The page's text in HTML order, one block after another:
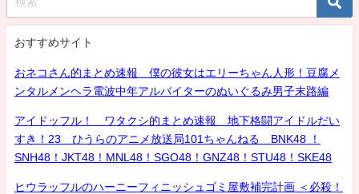
おすすめサイト
おネコさん的まとめ速報 僕の彼女はエリーちゃん人形！豆腐メ
ンタルメンヘラ電波中年アルバイターのぬいぐるみ男子末路編
アイドッフル！ ワタクシ的まとめ速報 地下格闘アイドルだい
すき！23 ひうらのアニメ放送局101ちゃんねる BNK48 ！
SNH48！JKT48！MNL48！SGO48！GNZ48！STU48！SKE48
ヒウラッフルのハーニーフィニッシュゴミ屋敷補完計画 ＜必殺！